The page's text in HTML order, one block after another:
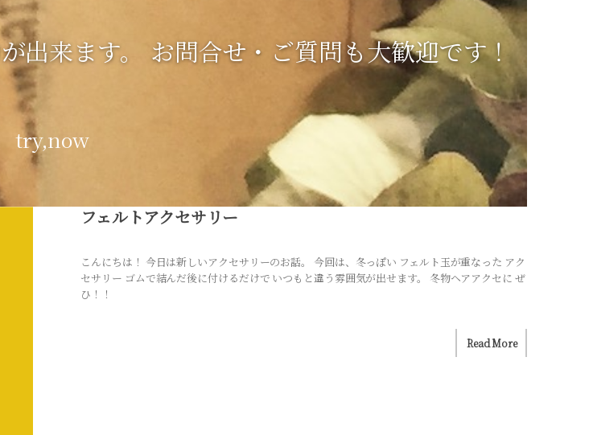
出来ます。 お問合せ・ご質問も大歓迎です！
try,now
フェルトアクセサリー
こんにちは！ 今日は新しいアクセサリーのお話。 今回は、冬っぽい フェルト玉が重なった アク
セサリー ゴムで結んだ後に付けるだけで いつもと違う雰囲気が出せます。 冬物ヘアアクセに ぜ
ひ！！
Read More